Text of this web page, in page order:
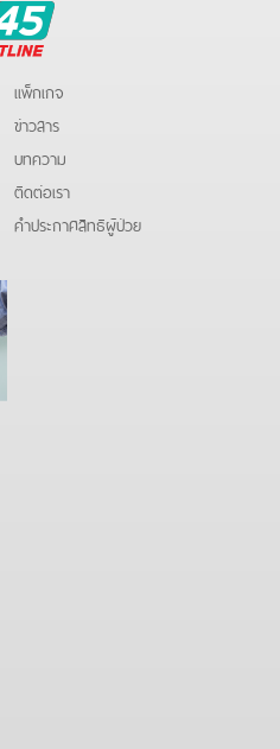
แพ็กเกจ
ข่าวสาร
บทความ
ติดต่อเรา
คําประกาศสิทธิผู้ป่วย